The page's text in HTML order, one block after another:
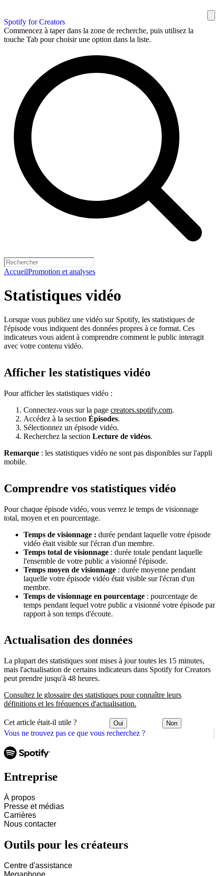
Spotify for Creators
Commencez à taper dans la zone de recherche, puis utilisez la
touche Tab pour choisir une option dans la liste.
AccueilPromotion et analyses
Vous ne trouvez pas ce que vous recherchez ?
Statistiques vidéo
Lorsque vous publiez une vidéo sur Spotify, les statistiques de
l'épisode vous indiquent des données propres à ce format. Ces
indicateurs vous aident à comprendre comment le public interagit
avec votre contenu vidéo.
Afficher les statistiques vidéo
Pour afficher les statistiques vidéo :
Connectez-vous sur la page creators.spotify.com.
Accédez à la section Épisodes.
Sélectionnez un épisode vidéo.
Recherchez la section Lecture de vidéos.
Remarque : les statistiques vidéo ne sont pas disponibles sur l'appli
mobile.
Comprendre vos statistiques vidéo
Pour chaque épisode vidéo, vous verrez le temps de visionnage
total, moyen et en pourcentage.
Temps de visionnage : durée pendant laquelle votre épisode
vidéo était visible sur l'écran d'un membre.
Temps total de visionnage : durée totale pendant laquelle
l'ensemble de votre public a visionné l'épisode.
Temps moyen de visionnage : durée moyenne pendant
laquelle votre épisode vidéo était visible sur l'écran d'un
membre.
Temps de visionnage en pourcentage : pourcentage de
temps pendant lequel votre public a visionné votre épisode par
rapport à son temps d'écoute.
Actualisation des données
La plupart des statistiques sont mises à jour toutes les 15 minutes,
mais l'actualisation de certains indicateurs dans Spotify for Creators
peut prendre jusqu'à 48 heures.
Consultez le glossaire des statistiques pour connaître leurs
définitions et les fréquences d'actualisation.
Cet article était-il utile ? Oui Non
Entreprise
À propos
Presse et médias
Carrières
Nous contacter
Outils pour les créateurs
Centre d'assistance